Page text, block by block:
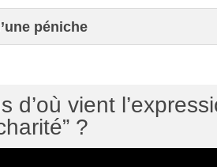
péniche
d’où vient
?